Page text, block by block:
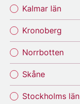
Kalmar län
Kronoberg
Norrbotten
Skåne
Stockholms län